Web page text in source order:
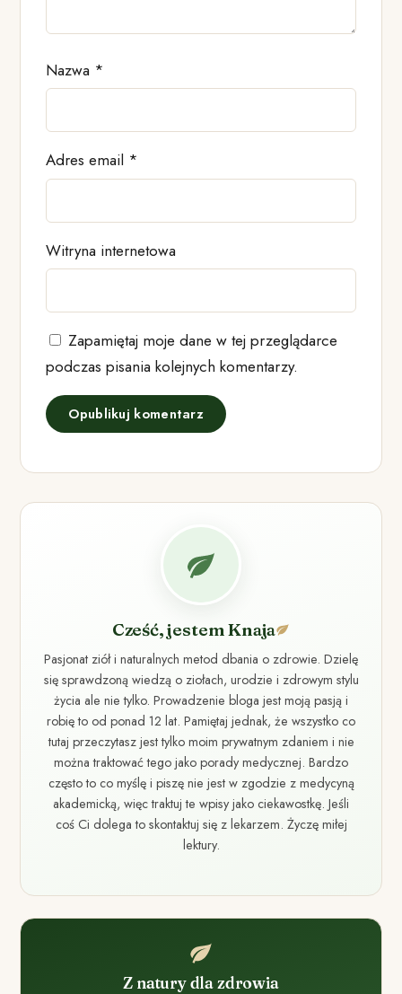
Nazwa *
Adres email *
Witryna internetowa
Zapamiętaj moje dane w tej przeglądarce
podczas pisania kolejnych komentarzy.
Cześć, jestem Knaja
Pasjonat ziół i naturalnych metod dbania o zdrowie. Dzielę
się sprawdzoną wiedzą o ziołach, urodzie i zdrowym stylu
życia ale nie tylko. Prowadzenie bloga jest moją pasją i
robię to od ponad 12 lat. Pamiętaj jednak, że wszystko co
tutaj przeczytasz jest tylko moim prywatnym zdaniem i nie
można traktować tego jako porady medycznej. Bardzo
często to co myślę i piszę nie jest w zgodzie z medycyną
akademicką, więc traktuj te wpisy jako ciekawostkę. Jeśli
coś Ci dolega to skontaktuj się z lekarzem. Życzę miłej
lektury.
Z natury dla zdrowia